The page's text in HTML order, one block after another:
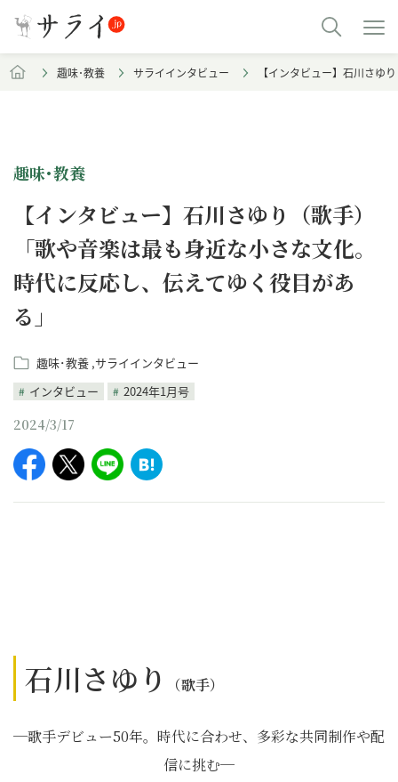
趣味･教養 サライインタビュー 【インタビュー】石川さゆ
趣味･教養
【インタビュー】石川さゆり（歌手）
「歌や音楽は最も身近な小さな文化。
時代に反応し、伝えてゆく役目があ
る」
趣味･教養 サライインタビュー
インタビュー
2024年1月号
2024/3/17
石川さゆり （歌手）
─歌手デビュー50年。時代に合わせ、多彩な共同制作や配
信に挑む─